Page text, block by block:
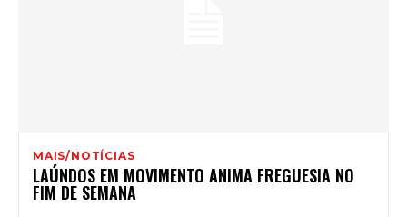
MAIS/NOTÍCIAS
LAÚNDOS EM MOVIMENTO ANIMA FREGUESIA NO
FIM DE SEMANA